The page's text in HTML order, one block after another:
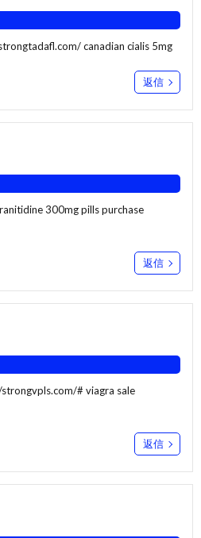
canadian cialis 5mg
返信
300mg pillspurchase
返信
# viagra sale
返信